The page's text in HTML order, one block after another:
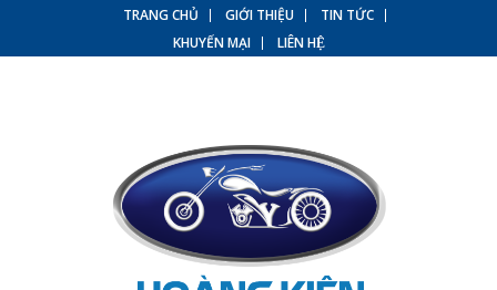
TRANG CHỦ GIỚI THIỆU
TIN TỨC
KHUYẾN MẠI
LIÊN HỆ